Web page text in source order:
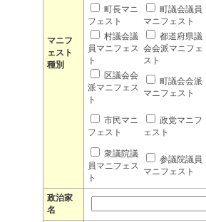
マニフ
ェスト
種別
町長マニ
フェスト
町議会議員
マニフェスト
村議会議
員マニフェス
ト
都道府県議
会会派マニフェ
スト
区議会会
派マニフェス
ト
町議会会派
マニフェスト
市民マニ
フェスト
政党マニフ
ェスト
衆議院議
員マニフェス
ト
参議院議員
マニフェスト
政治家
名